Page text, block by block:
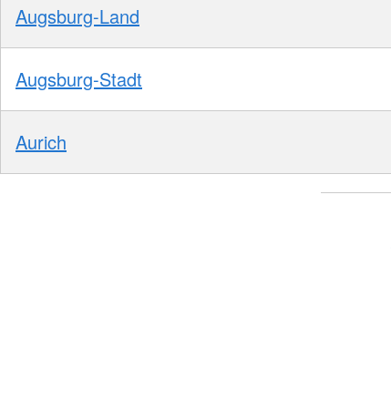
Augsburg-Land
Augsburg-Stadt
Aurich